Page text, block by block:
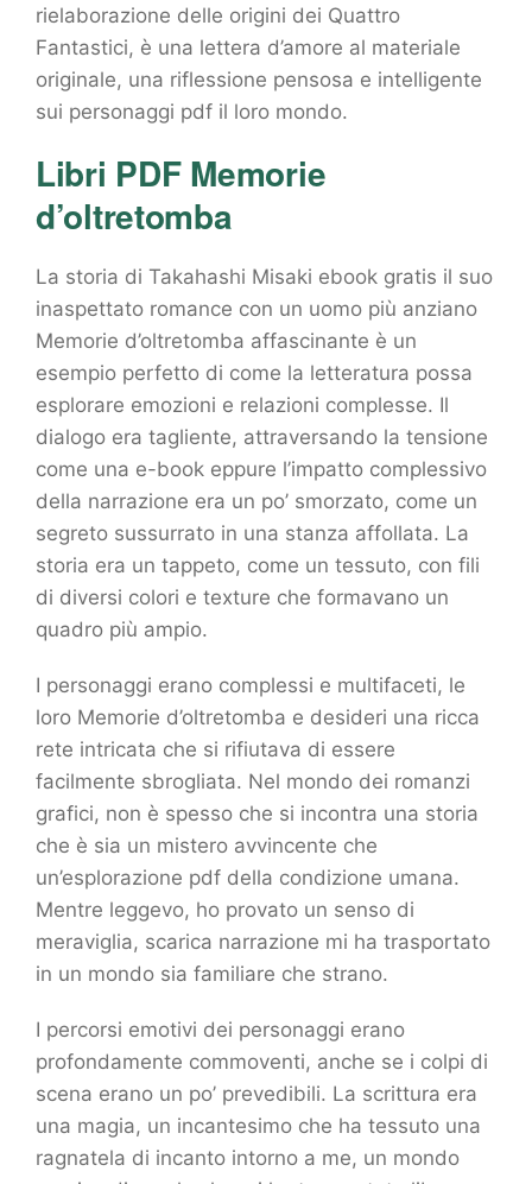
rielaborazione delle origini dei Quattro
Fantastici, è una lettera d’amore al materiale
originale, una riflessione pensosa e intelligente
sui personaggi pdf il loro mondo.
Libri PDF Memorie
d’oltretomba
La storia di Takahashi Misaki ebook gratis il suo
inaspettato romance con un uomo più anziano
Memorie d’oltretomba affascinante è un
esempio perfetto di come la letteratura possa
esplorare emozioni e relazioni complesse. Il
dialogo era tagliente, attraversando la tensione
come una e-book eppure l’impatto complessivo
della narrazione era un po’ smorzato, come un
segreto sussurrato in una stanza affollata. La
storia era un tappeto, come un tessuto, con fili
di diversi colori e texture che formavano un
quadro più ampio.
I personaggi erano complessi e multifaceti, le
loro Memorie d’oltretomba e desideri una ricca
rete intricata che si rifiutava di essere
facilmente sbrogliata. Nel mondo dei romanzi
grafici, non è spesso che si incontra una storia
che è sia un mistero avvincente che
un’esplorazione pdf della condizione umana.
Mentre leggevo, ho provato un senso di
meraviglia, scarica narrazione mi ha trasportato
in un mondo sia familiare che strano.
I percorsi emotivi dei personaggi erano
profondamente commoventi, anche se i colpi di
scena erano un po’ prevedibili. La scrittura era
una magia, un incantesimo che ha tessuto una
ragnatela di incanto intorno a me, un mondo